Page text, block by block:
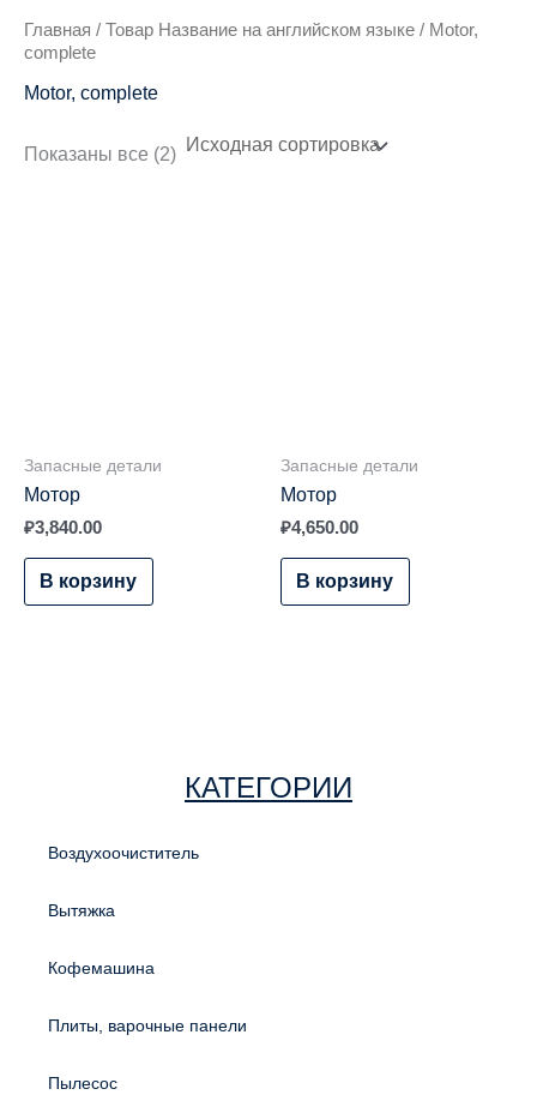
Главная / Товар Название на английском языке / Motor,
complete
Motor, complete
Показаны все (2)
Запасные детали
Мотор
₽3,840.00
В корзину
Запасные детали
Мотор
₽4,650.00
В корзину
КАТЕГОРИИ
Воздухоочиститель
Вытяжка
Кофемашина
Плиты, варочные панели
Пылесос